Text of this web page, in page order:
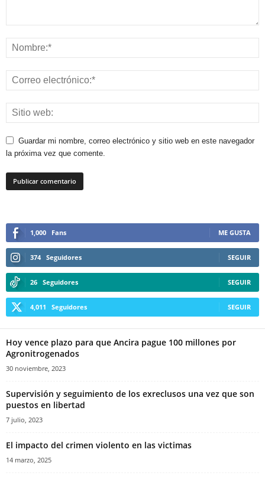
Guardar mi nombre, correo electrónico y sitio web en este navegador
la próxima vez que comente.
1,000 Fans ME GUSTA
374 Seguidores SEGUIR
26 Seguidores SEGUIR
4,011 Seguidores SEGUIR
Hoy vence plazo para que Ancira pague 100 millones por
Agronitrogenados
30 noviembre, 2023
Supervisión y seguimiento de los exreclusos una vez que son
puestos en libertad
7 julio, 2023
El impacto del crimen violento en las victimas
14 marzo, 2025